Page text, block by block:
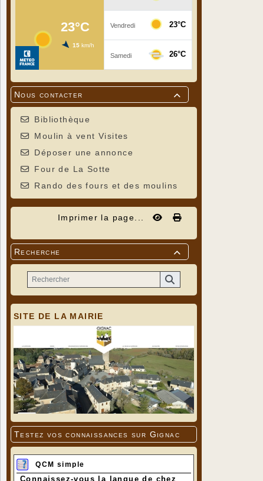

Nous contacter
Bibliothèque
Moulin à vent Visites
Déposer une annonce
Four de La Sotte
Rando des fours et des moulins
Imprimer la page...

Recherche
SITE DE LA MAIRIE
Testez vos connaissances sur Gignac
QCM simple
Connaissez-vous la langue de chez